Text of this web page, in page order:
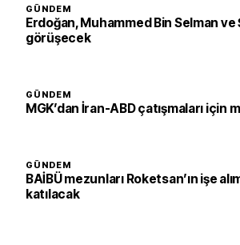
GÜNDEM
Erdoğan, Muhammed Bin Selman
görüşecek
GÜNDEM
MGK’dan İran-ABD çatışmaları için
GÜNDEM
BAİBÜ mezunları Roketsan’ın işe
katılacak